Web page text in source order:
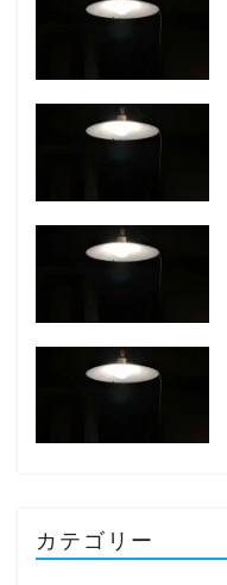
o
カテゴリー